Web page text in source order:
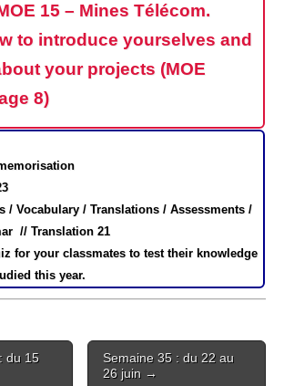
15 – Mines Télécom.
to introduce yourselves and
your projects (MOE
8)
/ Vocabulary / Translations / Assessments /
// Translation 21
for your classmates to test their knowledge
this year.
du 15
Semaine 35 : du 22 au
26 juin →